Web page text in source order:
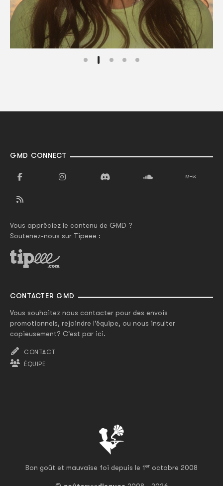
Bon goût et mauvaise foi depuis le 1er octobre 2008
GMD CONNECT
Vous appréciez le contenu de GMD ?
Soutenez-nous sur Tipeee :
CONTACTER GMD
Vous souhaitez nous contacter pour des envois
promotionnels, rejoindre l'équipe, ou nous insulter
copieusement? C'est par ici.
CONTACT
ÉQUIPE